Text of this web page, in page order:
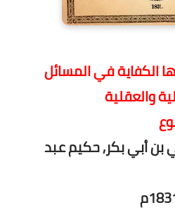
الكفاية في المسائل
والعقلية
بن أبي بکر, حکيم عبد